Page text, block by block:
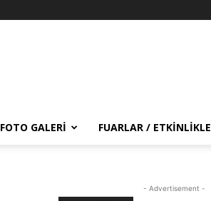
FOTO GALERI FUARLAR /
- Advertisement -